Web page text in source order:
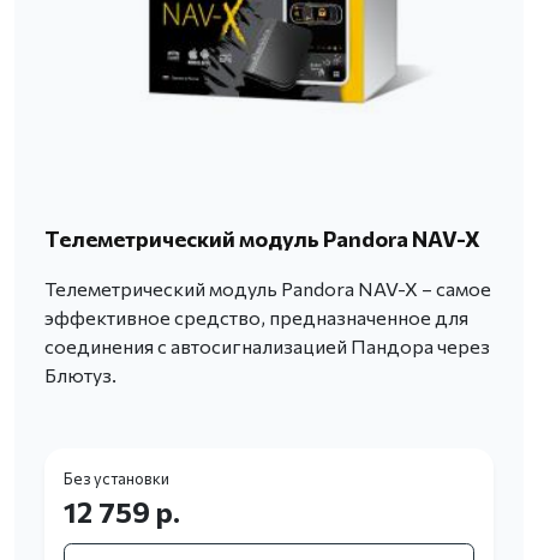
Телеметрический модуль Pandora NAV-X
Телеметрический модуль Pandora NAV-X – самое
эффективное средство, предназначенное для
соединения с автосигнализацией Пандора через
Блютуз.
Без установки
12 759 р.